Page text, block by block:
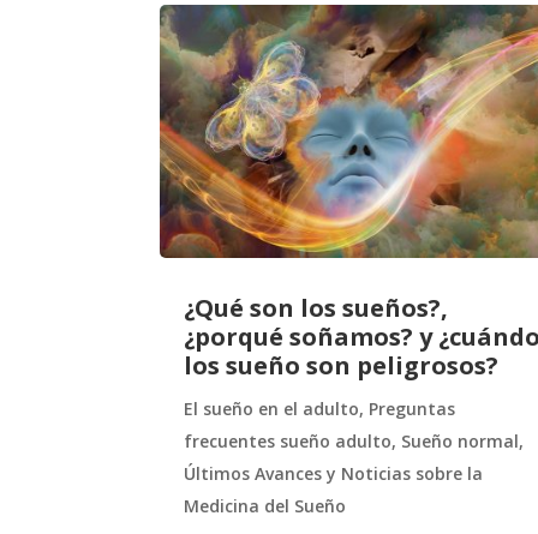
¿Qué son los sueños?,
¿porqué soñamos? y
los sueño son peligrosos?
El sueño en el adulto, Preguntas
frecuentes sueño adulto, Sueño normal,
Últimos Avances y Noticias sobre la
Medicina del Sueño